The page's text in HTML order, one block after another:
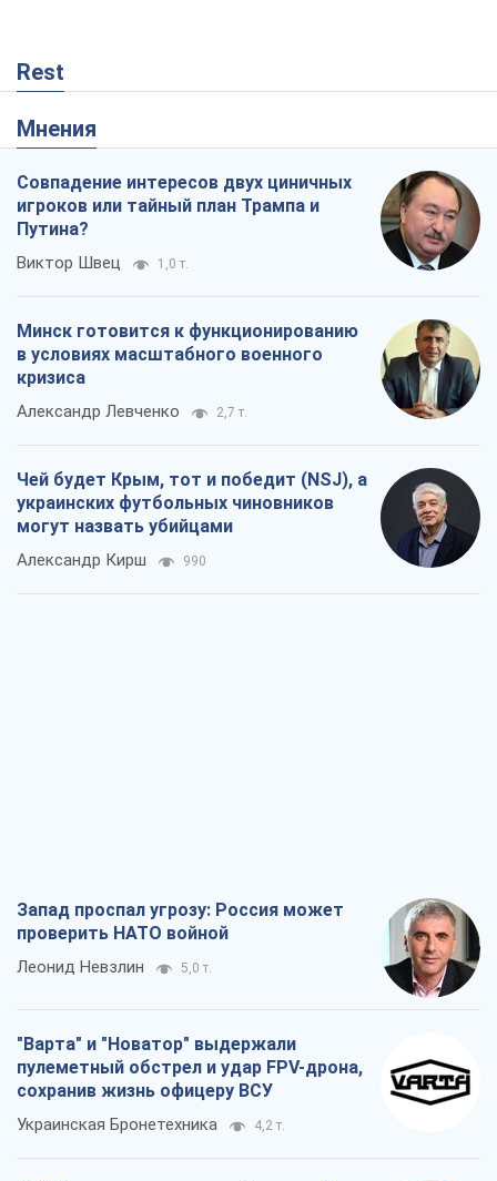
Rest
Мнения
Совпадение интересов двух циничных
игроков или тайный план Трампа и
Путина?
Виктор Швец 1,0 т.
Минск готовится к функционированию
в условиях масштабного военного
кризиса
Александр Левченко 2,7 т.
Чей будет Крым, тот и победит (NSJ), а
украинских футбольных чиновников
могут назвать убийцами
Александр Кирш 990
Запад проспал угрозу: Россия может
проверить НАТО войной
Леонид Невзлин 5,0 т.
"Варта" и "Новатор" выдержали
пулеметный обстрел и удар FPV-дрона,
сохранив жизнь офицеру ВСУ
Украинская Бронетехника 4,2 т.